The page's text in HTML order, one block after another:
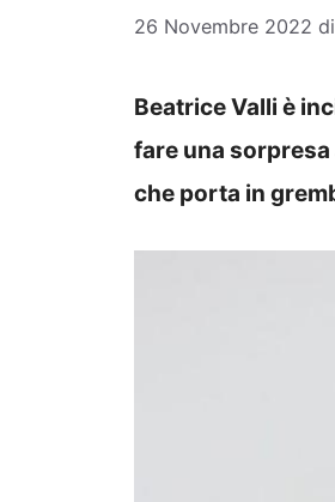
26 Novembre 2022 di
Beatrice Valli è
fare una
che porta in